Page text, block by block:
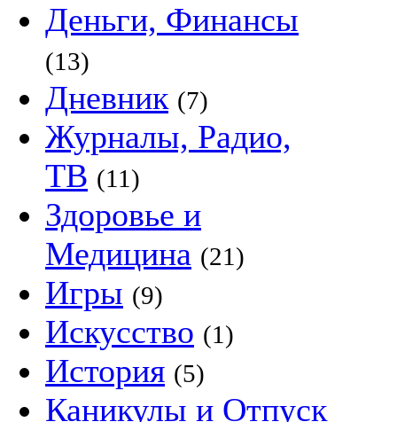
Деньги, Финансы
(13)
Дневник (7)
Журналы, Радио,
ТВ (11)
Здоровье и
Медицина (21)
Игры (9)
Искусство (1)
История (5)
Каникулы и Отпуск